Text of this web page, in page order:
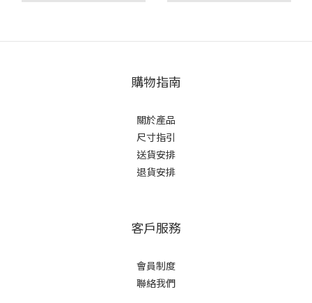
購物指南
關於產品
尺寸指引
送貨安排
退貨安排
客戶服務
會員制度
聯絡我們